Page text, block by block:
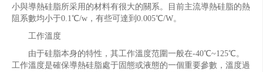
小與導熱硅脂所采用的材料有很大的關系。目前主流導熱硅脂的熱
阻系數均小于0.1℃/w，有些可達到0.005℃/W。
工作溫度
由于硅脂本身的特性，其工作溫度范圍一般在-40℃~125℃。
工作溫度是確保導熱硅脂處于固態或液態的一個重要參數，溫度過